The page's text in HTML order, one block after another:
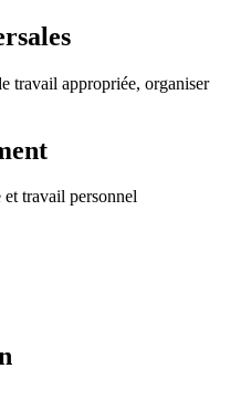
travail appropriée, organiser
et travail personnel